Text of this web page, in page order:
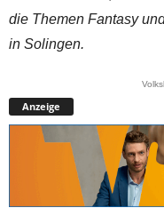
die Themen Fantasy
in Solingen.
Anzeige